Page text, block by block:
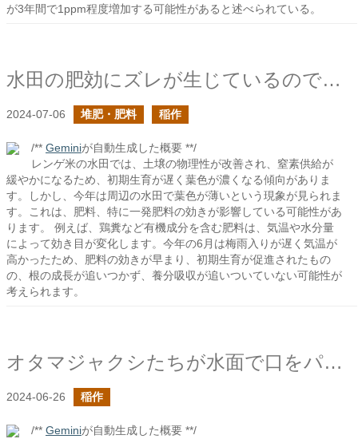
が3年間で1ppm程度増加する可能性があると述べられている。
水田の肥効にズレが生じているのでは？
2024-07-06 堆肥・肥料 稲作
/** Geminiが自動生成した概要 **/
レンゲ米の水田では、土壌の物理性が改善され、窒素供給が
緩やかになるため、初期生育が遅く葉色が濃くなる傾向がありま
す。しかし、今年は周辺の水田で葉色が薄いという現象が見られま
す。これは、肥料、特に一発肥料の効きが影響している可能性があ
ります。 例えば、鶏糞など有機成分を含む肥料は、気温や水分量
によって効き目が変化します。今年の6月は梅雨入りが遅く気温が
高かったため、肥料の効きが早まり、初期生育が促進されたもの
の、根の成長が追いつかず、養分吸収が追いついていない可能性が
考えられます。
オタマジャクシたちが水面で口をパクパクしてた
2024-06-26 稲作
/** Geminiが自動生成した概要 **/